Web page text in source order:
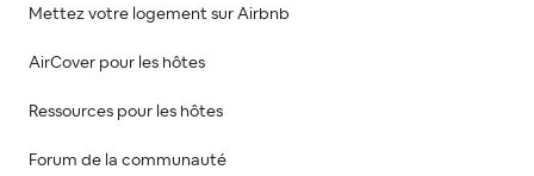
Mettez votre logement sur Airbnb
AirCover pour les hôtes
Ressources pour les hôtes
Forum de la communauté